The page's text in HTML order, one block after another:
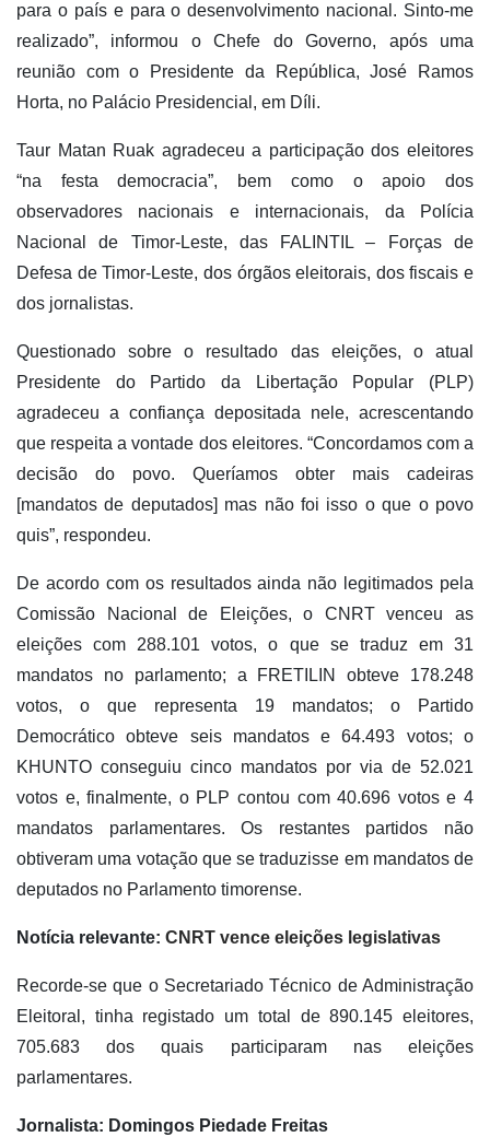
para o país e para o desenvolvimento nacional. Sinto-me
realizado”, informou o Chefe do Governo, após uma
reunião com o Presidente da República, José Ramos
Horta, no Palácio Presidencial, em Díli.
Taur Matan Ruak agradeceu a participação dos eleitores
“na festa democracia”, bem como o apoio dos
observadores nacionais e internacionais, da Polícia
Nacional de Timor-Leste, das FALINTIL – Forças de
Defesa de Timor-Leste, dos órgãos eleitorais, dos fiscais e
dos jornalistas.
Questionado sobre o resultado das eleições, o atual
Presidente do Partido da Libertação Popular (PLP)
agradeceu a confiança depositada nele, acrescentando
que respeita a vontade dos eleitores. “Concordamos com a
decisão do povo. Queríamos obter mais cadeiras
[mandatos de deputados] mas não foi isso o que o povo
quis”, respondeu.
De acordo com os resultados ainda não legitimados pela
Comissão Nacional de Eleições, o CNRT venceu as
eleições com 288.101 votos, o que se traduz em 31
mandatos no parlamento; a FRETILIN obteve 178.248
votos, o que representa 19 mandatos; o Partido
Democrático obteve seis mandatos e 64.493 votos; o
KHUNTO conseguiu cinco mandatos por via de 52.021
votos e, finalmente, o PLP contou com 40.696 votos e 4
mandatos parlamentares. Os restantes partidos não
obtiveram uma votação que se traduzisse em mandatos de
deputados no Parlamento timorense.
Notícia relevante: CNRT vence eleições legislativas
Recorde-se que o Secretariado Técnico de Administração
Eleitoral, tinha registado um total de 890.145 eleitores,
705.683 dos quais participaram nas eleições
parlamentares.
Jornalista: Domingos Piedade Freitas